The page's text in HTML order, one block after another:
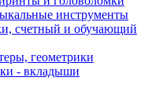
инструменты
счетный и обучающий
геометрики
- вкладыши